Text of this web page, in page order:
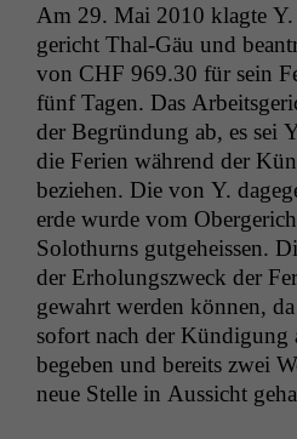
Am 29. Mai 2010 klagte
gericht Thal-Gäu und
von CHF 969.30 für sein
fünf Tagen. Das
der Begrün­dung ab, es sei
die Ferien während der
beziehen. Die von Y.
erde wurde vom
Solothurns gut­ge­heis­sen.
der Erhol­ungszweck der
gewahrt wer­den kön­nen,
sofort nach der Kündi­gung
begeben und bere­its zwei
neue Stelle in Aus­sicht